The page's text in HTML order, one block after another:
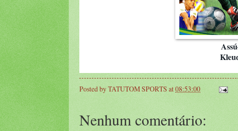
Posted byTATUTOM SPORTS at08:53:00
Nenhum comentário: